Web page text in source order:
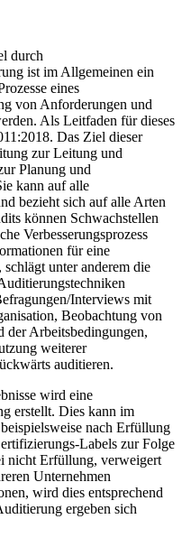
durch
ist im Allgemeinen ein
eines
von Anforderungen und
Als Leitfaden für dieses
Das Ziel dieser
zur Leitung und
Planung und
kann auf alle
bezieht sich auf alle Arten
können Schwachstellen
Verbesserungsprozess
für eine
unter anderem die
Interviews mit
Beobachtung von
der Arbeitsbedingungen,
weiterer
auditieren.
wird eine
erstellt. Dies kann im
nach Erfüllung
Labels zur Folge
nicht Erfüllung, verweigert
Unternehmen
wird dies entsprechend
ergeben sich